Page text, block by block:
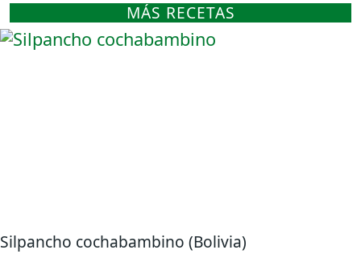
MÁS RECETAS
Silpancho cochabambino (Bolivia)